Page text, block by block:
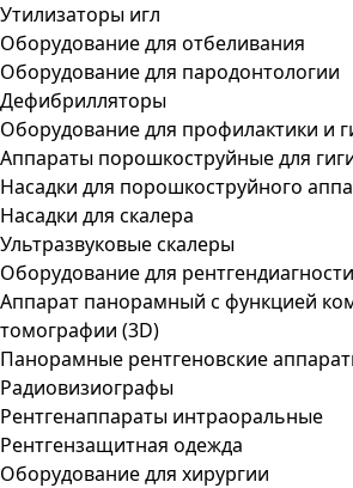
Утилизаторы игл
Оборудование для отбеливания
Оборудование для пародонтологии
Дефибрилляторы
Оборудование для профилактики и
Аппараты порошкоструйные для
Насадки для порошкоструйного
Насадки для скалера
Ультразвуковые скалеры
Оборудование для
Аппарат панорамный с функцией
томографии (3D)
Панорамные рентгеновские
Радиовизиографы
Рентгенаппараты интраоральные
Рентгензащитная одежда
Оборудование для хирургии